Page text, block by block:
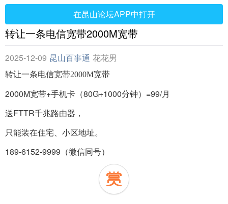
在昆山论坛APP中打开
转让一条电信宽带2000M宽带
2025-12-09 昆山百事通 花花男
转让一条电信宽带2000M宽带
2000M宽带+手机卡（80G+1000分钟）=99/月
送FTTR千兆路由器，
只能装在住宅、小区地址。
189-6152-9999（微信同号）